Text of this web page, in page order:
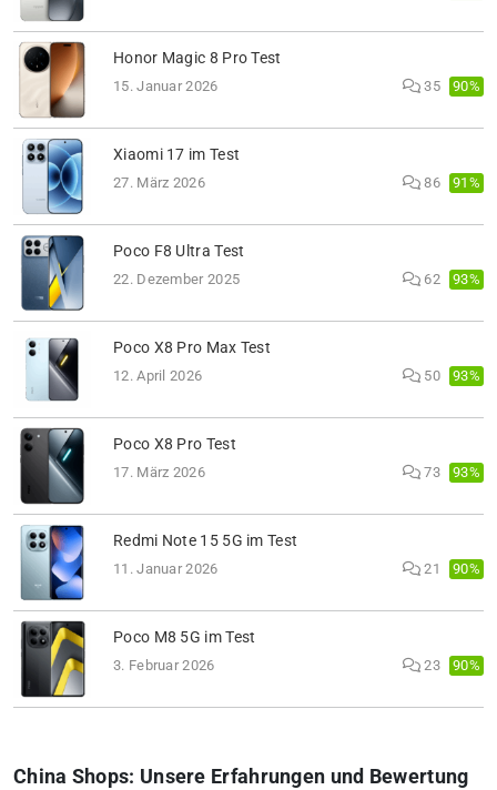
Honor Magic 8 Pro Test
15. Januar 2026 35 90%
Xiaomi 17 im Test
27. März 2026 86 91%
Poco F8 Ultra Test
22. Dezember 2025 62 93%
Poco X8 Pro Max Test
12. April 2026 50 93%
Poco X8 Pro Test
17. März 2026 73 93%
Redmi Note 15 5G im Test
11. Januar 2026 21 90%
Poco M8 5G im Test
3. Februar 2026 23 90%
China Shops: Unsere Erfahrungen und Bewertung